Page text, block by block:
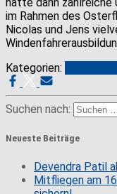
im Rahmen des
Nicolas und Jens
Kategorien:
Suchen nach:
Neueste Beiträge
Devendra Patil
Mitfliegen am